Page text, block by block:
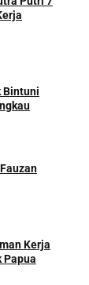
Bintuni
Kerja
Papua